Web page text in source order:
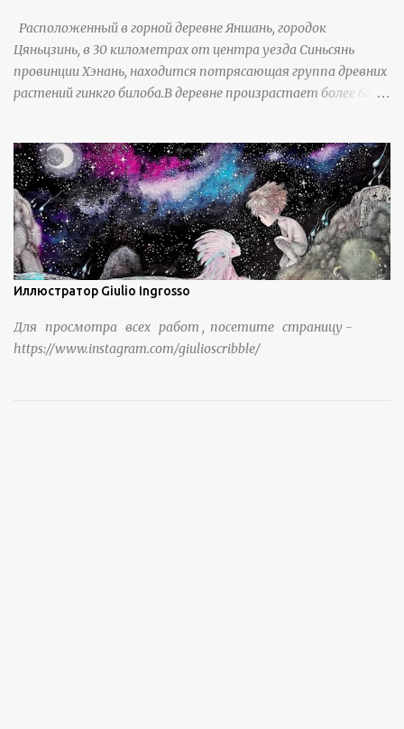
Расположенный в горной деревне Яншань, городок
Цяньцзинь, в 30 километрах от центра уезда Синьсянь
провинции Хэнань, находится потрясающая группа древних
растений гинкго билоба.В деревне произрастает более 6800
тысячи лет. источник
https://www.sohu.com/a/951672917_121984853
Иллюстратор Giulio Ingrosso
Для просмотра всех работ , посетите страницу -
https://www.instagram.com/giulioscribble/